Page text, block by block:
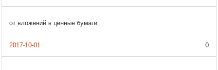
от вложений в ценные бумаги
0